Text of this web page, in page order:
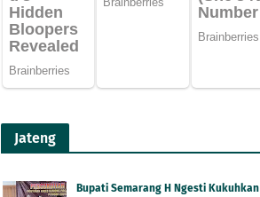
Jateng
Bupati Semarang H Ngesti Kukuhkan